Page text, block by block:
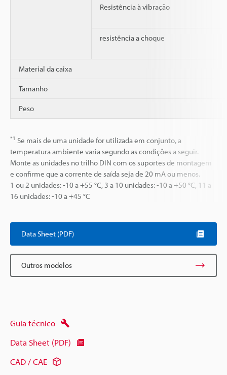
Resistência à vibração
resistência a choque
Material da caixa
Tamanho
Peso
*1 Se mais de uma unidade for utilizada em conjunto, a
temperatura ambiente varia segundo as condições a seguir.
Monte as unidades no trilho DIN com os suportes de montagem
e confirme que a corrente de saída seja de 20 mA ou menos.
1 ou 2 unidades: -10 a +55 °C, 3 a 10 unidades: -10 a +50 °C, 11 a
16 unidades: -10 a +45 °C
Data Sheet (PDF)
Outros modelos
Guia técnico
Data Sheet (PDF)
CAD / CAE